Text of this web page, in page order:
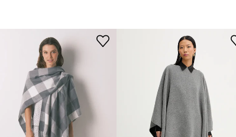
Producent